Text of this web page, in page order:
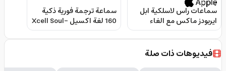
سماعات راس لاسلكية ابل
ايربودز ماكس مع الغاء
ضوضاء نشط Apple
AirPods Max (2026)
سماعة ترجمة فورية ذكية
160 لغة اكسيل Xcell Soul-
ai Smart Translator
Earbuds
فيديوهات ذات صلة